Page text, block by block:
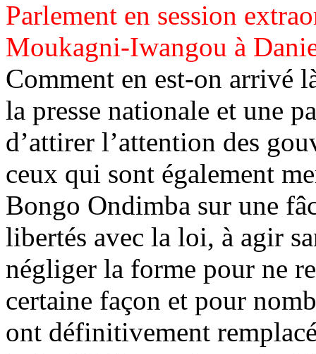
Parlement en session
Moukagni-Iwangou à
Comment en est-on arrivé
la presse nationale et une
d’attirer l’attention des
ceux qui sont également
Bongo Ondimba sur une
libertés avec la loi, à agir
négliger la forme pour ne
certaine façon et pour
ont définitivement